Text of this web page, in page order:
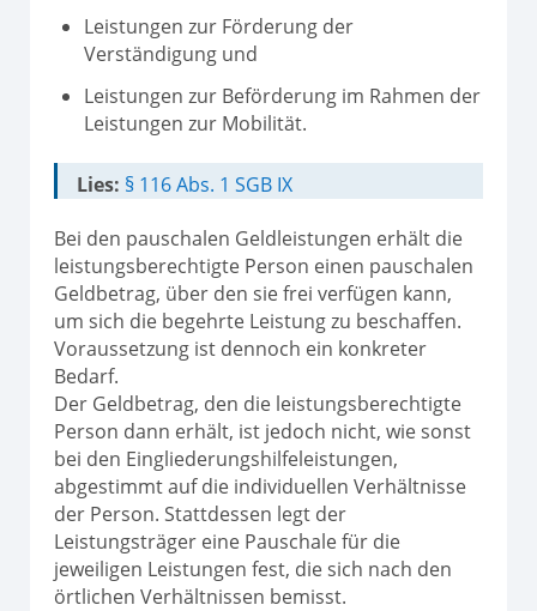
Leistungen zur Förderung der
Verständigung und
Leistungen zur Beförderung im Rahmen der
Leistungen zur Mobilität.
Lies: § 116 Abs. 1 SGB IX
Bei den pauschalen Geldleistungen erhält die
leistungsberechtigte Person einen pauschalen
Geldbetrag, über den sie frei verfügen kann,
um sich die begehrte Leistung zu beschaffen.
Voraussetzung ist dennoch ein konkreter
Bedarf.
Der Geldbetrag, den die leistungsberechtigte
Person dann erhält, ist jedoch nicht, wie sonst
bei den Eingliederungshilfeleistungen,
abgestimmt auf die individuellen Verhältnisse
der Person. Stattdessen legt der
Leistungsträger eine Pauschale für die
jeweiligen Leistungen fest, die sich nach den
örtlichen Verhältnissen bemisst.